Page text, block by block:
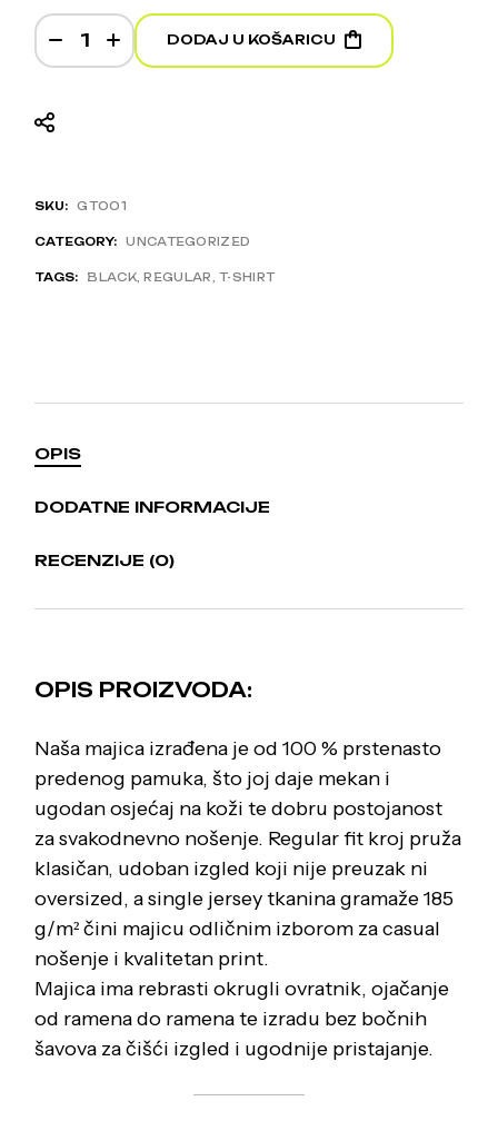
Getanin - Black T-shirt quantity
DODAJ U KOŠARICU
SKU: GT001
CATEGORY: UNCATEGORIZED
TAGS: BLACK, REGULAR ,T-SHIRT
OPIS
DODATNE INFORMACIJE
RECENZIJE (0)
OPIS PROIZVODA:
Naša majica izrađena je od 100 % prstenasto
predenog pamuka, što joj daje mekan i
ugodan osjećaj na koži te dobru postojanost
za svakodnevno nošenje. Regular fit kroj pruža
klasičan, udoban izgled koji nije preuzak ni
oversized, a single jersey tkanina gramaže 185
g/m² čini majicu odličnim izborom za casual
nošenje i kvalitetan print.
Majica ima rebrasti okrugli ovratnik, ojačanje
od ramena do ramena te izradu bez bočnih
šavova za čišći izgled i ugodnije pristajanje.